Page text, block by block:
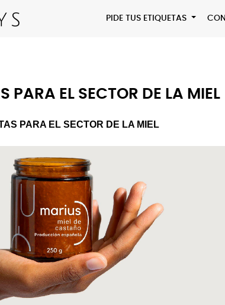
PIDE TUS ETIQUETAS
PARA EL SECTOR DE LA MIEL
PARA EL SECTOR DE LA MIEL